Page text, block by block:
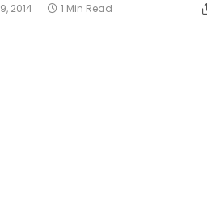
2014 1 Min Read